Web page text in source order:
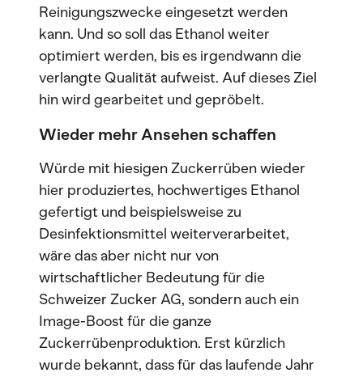
Reinigungszwecke eingesetzt werden
kann. Und so soll das Ethanol weiter
optimiert werden, bis es irgendwann die
verlangte Qualität aufweist. Auf dieses Ziel
hin wird gearbeitet und gepröbelt.
Wieder mehr Ansehen schaffen
Würde mit hiesigen Zuckerrüben wieder
hier produziertes, hochwertiges Ethanol
gefertigt und beispielsweise zu
Desinfektionsmittel weiterverarbeitet,
wäre das aber nicht nur von
wirtschaftlicher Bedeutung für die
Schweizer Zucker AG, sondern auch ein
Image-Boost für die ganze
Zuckerrübenproduktion. Erst kürzlich
wurde bekannt, dass für das laufende Jahr